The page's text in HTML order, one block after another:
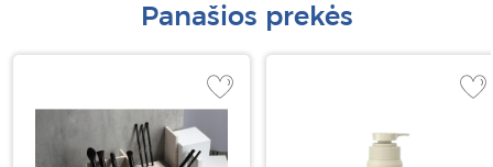
Panašios prekės